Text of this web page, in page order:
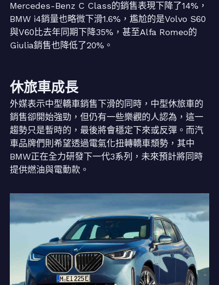
Mercedes-Benz C Class的銷售表現下降了14%，
BMW i4銷量也略微下滑1.6%，尷尬的是Volvo S60
與V60比去年同期下降35%，甚至Alfa Romeo的
Giulia銷售也降低了20%。
休旅車成長
外媒表示中型轎車銷售下滑的同時，中型休旅車的
銷售卻開始強勁，但仍有一些樂觀的人認為，這一
趨勢只是暫時的，最後將會穩定下來或反彈。而汽
車品牌們則希望透過電氣化扭轉轎車頹勢，其中
BMW正在全力研發下一代3系列，未來預計將同時
提供燃油與電動款。